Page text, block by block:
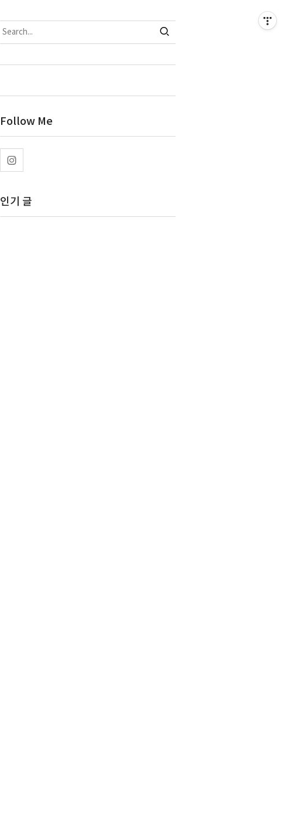
Follow Me
인기 글